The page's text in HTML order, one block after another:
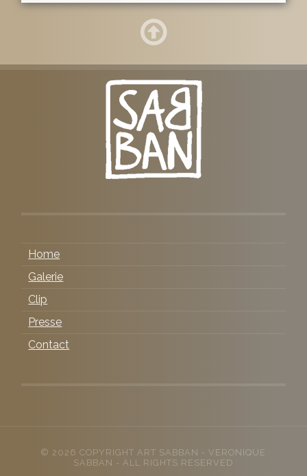
Home
Galerie
Clip
Presse
Contact
© 2026 COPYRIGHTART SABBAN - VERONIQUE
SABBAN - ALL RIGHTS RESERVED